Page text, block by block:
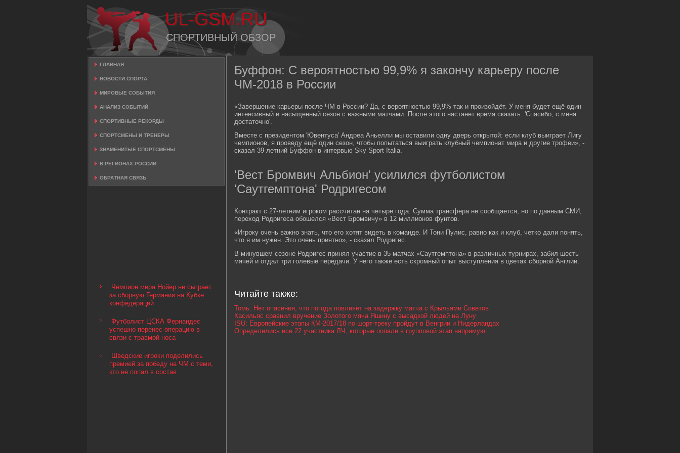
UL-GSM.RU
СПОРТИВНЫЙ ОБЗОР
ГЛАВНАЯ
НОВОСТИ СПОРТА
МИРОВЫЕ СОБЫТИЯ
АНАЛИЗ СОБЫТИЙ
СПОРТИВНЫЕ РЕКОРДЫ
СПОРТСМЕНЫ И ТРЕНЕРЫ
ЗНАМЕНИТЫЕ СПОРТСМЕНЫ
В РЕГИОНАХ РОССИИ
ОБРАТНАЯ СВЯЗЬ
Чемпион мира Нойер не сыграет
за сборную Германии на Кубке
конфедераций
Футболист ЦСКА Фернандес
успешно перенес операцию в
связи с травмой носа
Шведские игроки поделились
премией за победу на ЧМ с теми,
кто не попал в состав
Буффон: С вероятностью 99,9% я закончу карьеру после
ЧМ-2018 в России
«Завершение карьеры после ЧМ в России? Да, с вероятностью 99,9% так и произойдёт. У меня будет ещё один
интенсивный и насыщенный сезон с важными матчами. После этого настанет время сказать: 'Спасибо, с меня
достаточно'.
Вместе с президентом 'Ювентуса' Андреа Аньелли мы оставили одну дверь открытой: если клуб выиграет Лигу
чемпионов, я проведу ещё один сезон, чтобы попытаться выиграть клубный чемпионат мира и другие трофеи», -
сказал 39-летний Буффон в интервью Sky Sport Italia.
'Вест Бромвич Альбион' усилился футболистом
'Саутгемптона' Родригесом
Контракт с 27-летним игроком рассчитан на четыре года. Сумма трансфера не сообщается, но по данным СМИ,
переход Родригеса обошелся «Вест Бромвичу» в 12 миллионов фунтов.
«Игроку очень важно знать, что его хотят видеть в команде. И Тони Пулис, равно как и клуб, четко дали понять,
что я им нужен. Это очень приятно», - сказал Родригес.
В минувшем сезоне Родригес принял участие в 35 матчах «Саутгемптона» в различных турнирах, забил шесть
мячей и отдал три голевые передачи. У него также есть скромный опыт выступления в цветах сборной Англии.
Читайте также:
Томь: Нет опасения, что погода повлияет на задержку матча с Крыльями Советов
Касильяс сравнил вручение Золотого мяча Яшину с высадкой людей на Луну
ISU: Европейские этапы КМ-2017/18 по шорт-треку пройдут в Венгрии и Нидерландах
Определились все 22 участника ЛЧ, которые попали в групповой этап напрямую